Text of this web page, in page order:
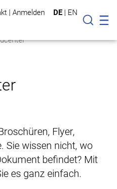
| Anmelden DE | EN
Suche
Flyer,
Sie wissen nicht, wo
befindet? Mit
es ganz einfach.